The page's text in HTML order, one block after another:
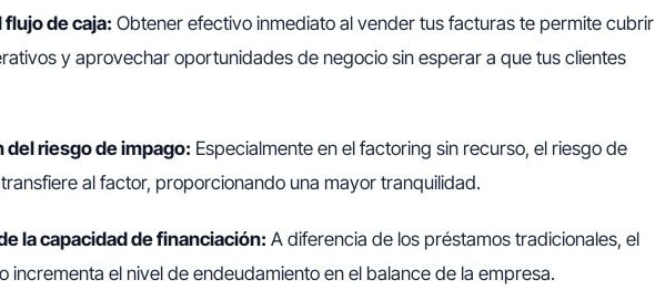
de caja: Obtener efectivo inmediato al vender tus facturas te permite cubrir
y aprovechar oportunidades de negocio sin esperar a que tus clientes
del riesgo de impago: Especialmente en el factoring sin recurso, el riesgo de
al factor, proporcionando una mayor tranquilidad.
la capacidad de financiación: A diferencia de los préstamos tradicionales, el
incrementa el nivel de endeudamiento en el balance de la empresa.